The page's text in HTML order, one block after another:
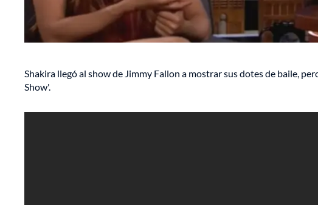
Shakira llegó al show de Jimmy Fallon a mostrar sus dotes de baile,
Show'.